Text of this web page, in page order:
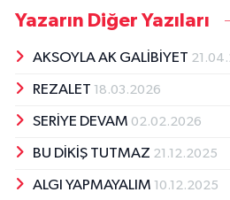
Yazarın Diğer Yazıları
AKSOYLA AK GALİBİYET
REZALET 18.03.2026
SERİYE DEVAM 02.02.2026
BU DİKİŞ TUTMAZ 21.12.2025
ALGI YAPMAYALIM 10.12.2025